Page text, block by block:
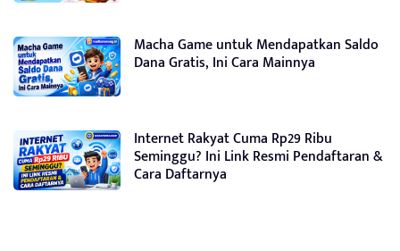
Macha Game untuk Mendapatkan Saldo
Dana Gratis, Ini Cara Mainnya
Internet Rakyat Cuma Rp29 Ribu
Seminggu? Ini Link Resmi Pendaftaran &
Cara Daftarnya